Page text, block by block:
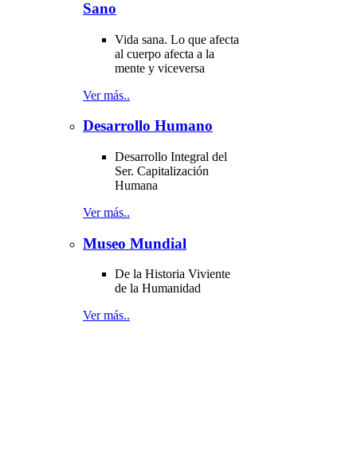
Sano
Vida sana. Lo que afecta
al cuerpo afecta a la
mente y viceversa
Ver más..
Desarrollo Humano
Desarrollo Integral del
Ser. Capitalización
Humana
Ver más..
Museo Mundial
De la Historia Viviente
de la Humanidad
Ver más..